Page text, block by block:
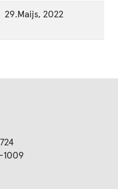
29.Maijs, 2022
1009